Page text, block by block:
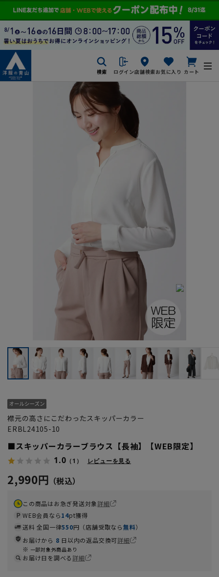
検索 ログイン店舗検索お気に入り カート
襟元の高さにこだわったスキッパーカラー
ERBL24105-10
■スキッパーカラーブラウス【長袖】【WEB限定】
1.0 （1） レビューを見る
2,990円
この商品はお急ぎ発送対象詳細
WEB会員なら14pt獲得
送料 全国一律550円（店舗受取なら無料）
お届けから 8 日以内の返品交換可詳細
一部対象外商品あり
お届け日を調べる詳細